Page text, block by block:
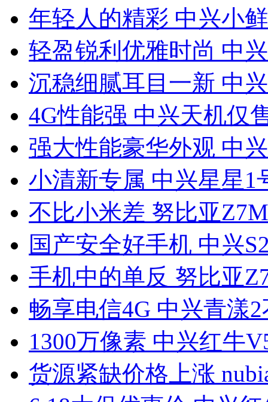
年轻人的精彩 中兴小
轻盈锐利优雅时尚 中
沉稳细腻耳目一新 中
4G性能强 中兴天机仅
强大性能豪华外观 中
小清新专属 中兴星星1
不比小米差 努比亚
国产安全好手机 中兴
手机中的单反 努比亚
畅享电信4G 中兴青漾
1300万像素 中兴红牛
货源紧缺价格上涨